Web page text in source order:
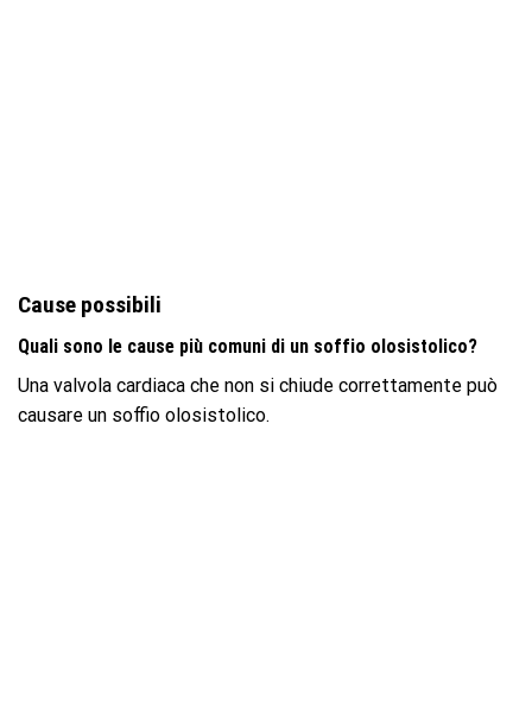
Cause possibili
Quali sono le cause più comuni di un soffio olosistolico?
Una valvola cardiaca che non si chiude correttamente può
causare un soffio olosistolico.